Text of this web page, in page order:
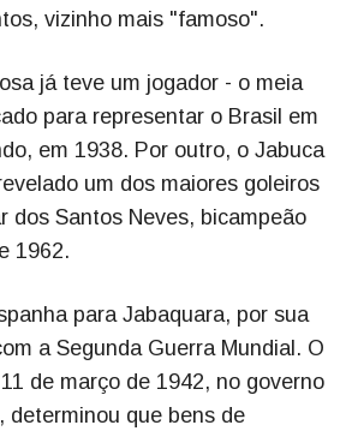
vizinho mais "famoso".
já teve um jogador - o meia
para representar o Brasil em
em 1938. Por outro, o Jabuca
um dos maiores goleiros
dos Santos Neves, bicampeão
1962.
para Jabaquara, por sua
a Segunda Guerra Mundial. O
de março de 1942, no governo
determinou que bens de